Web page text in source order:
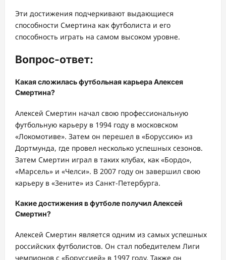
Эти достижения подчеркивают выдающиеся
способности Смертина как футболиста и его
способность играть на самом высоком уровне.
Вопрос-ответ:
Какая сложилась футбольная карьера Алексея
Смертина?
Алексей Смертин начал свою профессиональную
футбольную карьеру в 1994 году в московском
«Локомотиве». Затем он перешел в «Боруссию» из
Дортмунда, где провел несколько успешных сезонов.
Затем Смертин играл в таких клубах, как «Бордо»,
«Марсель» и «Челси». В 2007 году он завершил свою
карьеру в «Зените» из Санкт-Петербурга.
Какие достижения в футболе получил Алексей
Смертин?
Алексей Смертин является одним из самых успешных
российских футболистов. Он стал победителем Лиги
чемпионов с «Боруссией» в 1997 году. Также он